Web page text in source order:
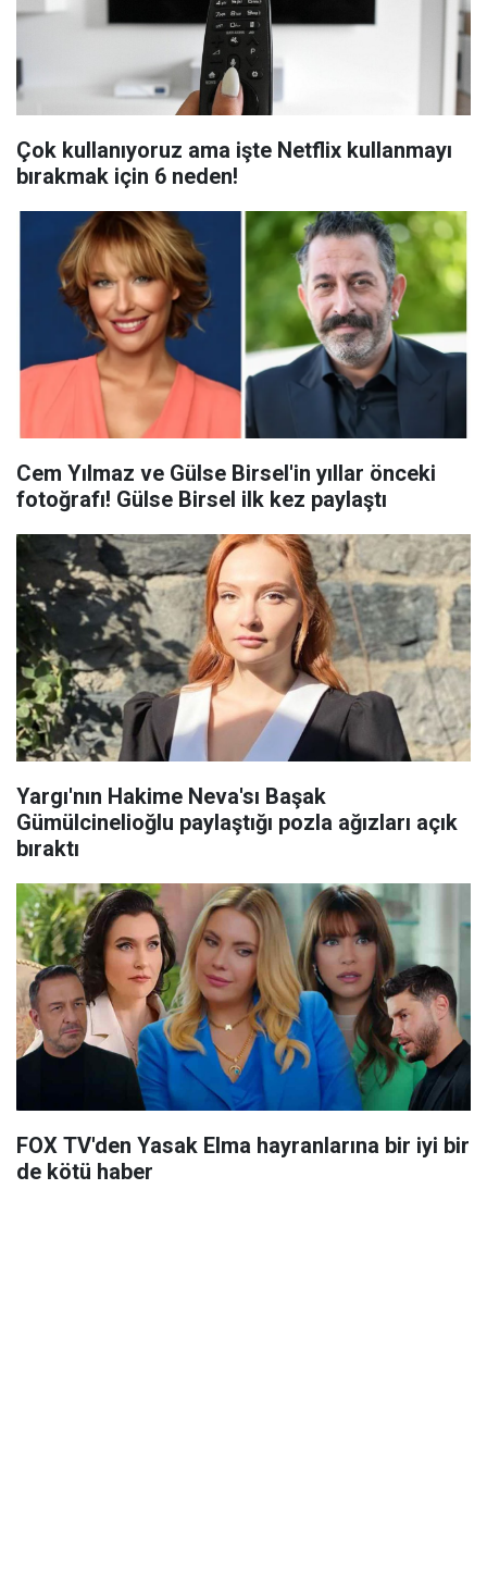
Çok kullanıyoruz ama işte Netflix kullanmayı
bırakmak için 6 neden!
Cem Yılmaz ve Gülse Birsel'in yıllar önceki
fotoğrafı! Gülse Birsel ilk kez paylaştı
Yargı'nın Hakime Neva'sı Başak
Gümülcinelioğlu paylaştığı pozla ağızları açık
bıraktı
FOX TV'den Yasak Elma hayranlarına bir iyi bir
de kötü haber